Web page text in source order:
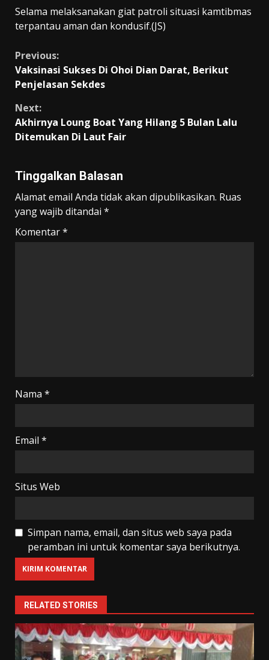
Selama melaksanakan giat patroli situasi kamtibmas
terpantau aman dan kondusif.(JS)
Continue
Reading
Previous:
Vaksinasi Sukses Di Ohoi Dian Darat, Berikut
Penjelasan Sekdes
Next:
Akhirnya Loung Boat Yang Hilang 5 Bulan Lalu
Ditemukan Di Laut Fair
Tinggalkan Balasan
Alamat email Anda tidak akan dipublikasikan. Ruas
yang wajib ditandai *
Komentar*
Nama *
Email *
Situs Web
Simpan nama, email, dan situs web saya pada
peramban ini untuk komentar saya berikutnya.
RELATED STORIES